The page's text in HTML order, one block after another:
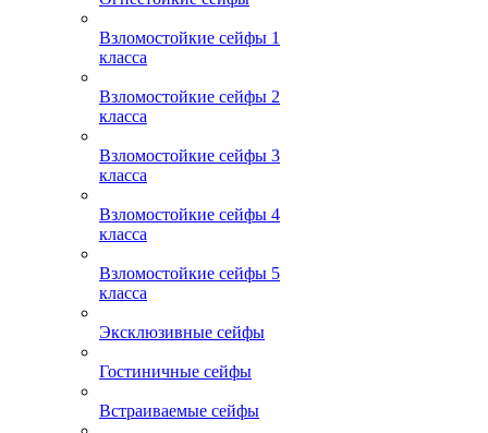
Взломостойкие сейфы 1
класса
Взломостойкие сейфы 2
класса
Взломостойкие сейфы 3
класса
Взломостойкие сейфы 4
класса
Взломостойкие сейфы 5
класса
Эксклюзивные сейфы
Гостиничные сейфы
Встраиваемые сейфы